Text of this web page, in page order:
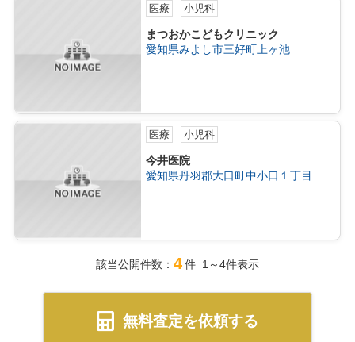
医療 小児科
まつおかこどもクリニック
愛知県みよし市三好町上ヶ池
医療 小児科
今井医院
愛知県丹羽郡大口町中小口１丁目
該当公開件数： 4件 1～4件表示
無料査定を依頼する